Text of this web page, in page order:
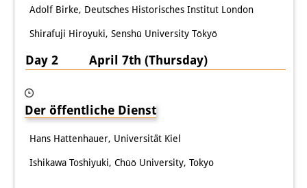
Adolf Birke, Deutsches Historisches Institut London
Shirafuji Hiroyuki, Senshū University Tōkyō
Day 2 April 7th (Thursday)
Der öffentliche Dienst
Hans Hattenhauer, Universität Kiel
Ishikawa Toshiyuki, Chūō University, Tokyo